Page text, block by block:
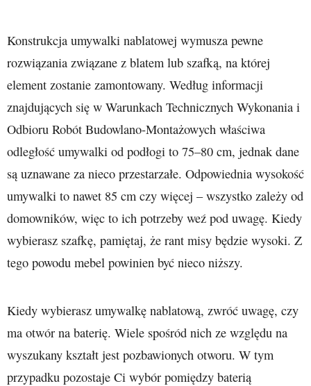
Konstrukcja umywalki nablatowej wymusza pewne
rozwiązania związane z blatem lub szafką, na której
element zostanie zamontowany. Według informacji
znajdujących się w Warunkach Technicznych Wykonania i
Odbioru Robót Budowlano-Montażowych właściwa
odległość umywalki od podłogi to 75–80 cm, jednak dane
są uznawane za nieco przestarzałe. Odpowiednia wysokość
umywalki to nawet 85 cm czy więcej – wszystko zależy od
domowników, więc to ich potrzeby weź pod uwagę. Kiedy
wybierasz szafkę, pamiętaj, że rant misy będzie wysoki. Z
tego powodu mebel powinien być nieco niższy.
Kiedy wybierasz umywalkę nablatową, zwróć uwagę, czy
ma otwór na baterię. Wiele spośród nich ze względu na
wyszukany kształt jest pozbawionych otworu. W tym
przypadku pozostaje Ci wybór pomiędzy baterią